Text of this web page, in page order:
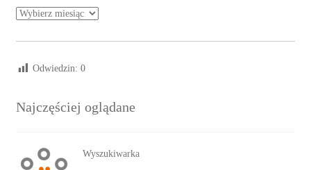
Archiwa
Odwiedzin: 0
Najczęściej oglądane
Wyszukiwarka